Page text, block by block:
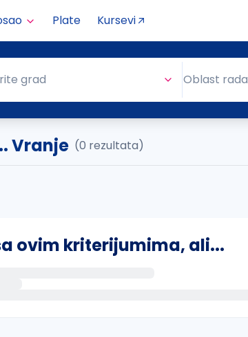
Plate Kursevi
grad Oblast rada
Vranje (0 rezultata)
ovim kriterijumima, ali...